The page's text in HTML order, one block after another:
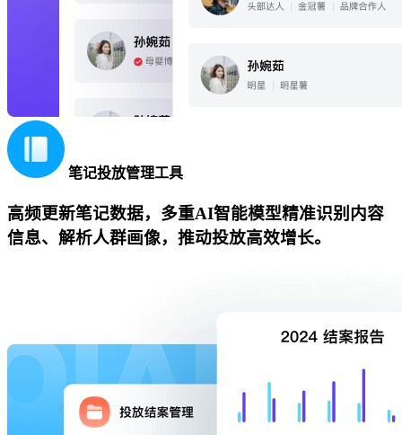
笔记投放管理工具
高频更新笔记数据，多重AI智能模型精准识别内容
信息、解析人群画像，推动投放高效增长。